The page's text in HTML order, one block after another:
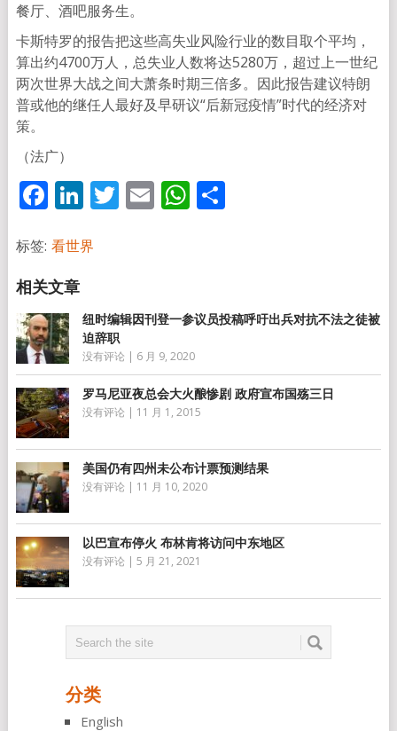
餐厅、酒吧服务生。
卡斯特罗的报告把这些高失业风险行业的数目取个平均，
算出约4700万人，总失业人数将达5280万，超过上一世纪
两次世界大战之间大萧条时期三倍多。因此报告建议特朗
普或他的继任人最好及早研议“后新冠疫情”时代的经济对
策。
（法广）
Facebook
LinkedIn
Twitter
EmailWhatsApp
分
标签: 看世界
纽时编辑因刊登一参议员投稿呼吁出兵对抗不法之徒被
迫辞职
没有评论 | 6 月 9, 2020
罗马尼亚夜总会大火酿惨剧 政府宣布国殇三日
没有评论 | 11 月 1, 2015
美国仍有四州未公布计票预测结果
没有评论 | 11 月 10, 2020
以巴宣布停火 布林肯将访问中东地区
没有评论 | 5 月 21, 2021
分类
English